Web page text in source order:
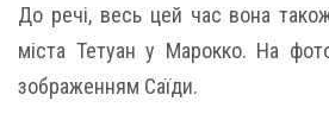
До речі, весь цей час вона
міста Тетуан у Марокко. На
зображенням Саїди.